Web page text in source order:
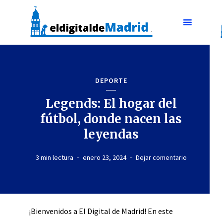
DEPORTE
Legends: El hogar del
fútbol, donde nacen las
leyendas
3 min lectura enero 23, 2024 Dejar comentario
¡Bienvenidos a El Digital de Madrid! En este